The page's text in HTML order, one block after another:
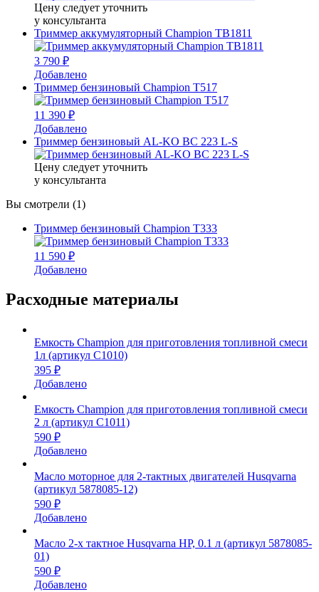
Цену следует уточнить
у консультанта
Триммер аккумуляторный Champion TB1811
3 790 ₽
Добавлено
Триммер бензиновый Champion T517
11 390 ₽
Добавлено
Триммер бензиновый AL-KO BC 223 L-S
Цену следует уточнить
у консультанта
Вы смотрели (1)
Триммер бензиновый Champion Т333
11 590 ₽
Добавлено
Расходные материалы
Емкость Champion для приготовления топливной смеси
1л (артикул C1010)
395 ₽
Добавлено
Емкость Champion для приготовления топливной смеси
2 л (артикул C1011)
590 ₽
Добавлено
Масло моторное для 2-тактных двигателей Husqvarna
(артикул 5878085-12)
590 ₽
Добавлено
Масло 2-х тактное Husqvarna HP, 0.1 л (артикул 5878085-
01)
590 ₽
Добавлено